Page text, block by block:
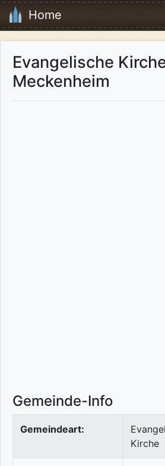
Home
Evangelische
Meckenheim
Gemeinde-Info
Gemeindeart:
Kirche